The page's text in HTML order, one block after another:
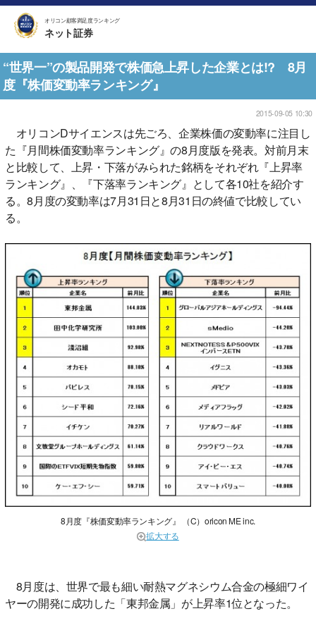
オリコン顧客満足度ランキング
ネット証券
“世界一”の製品開発で株価急上昇した企業とは!? 8月
度『株価変動率ランキング』
2015-09-05 10:30
オリコンDサイエンスは先ごろ、企業株価の変動率に注目し
た『月間株価変動率ランキング』の8月度版を発表。対前月末
と比較して、上昇・下落がみられた銘柄をそれぞれ『上昇率
ランキング』、『下落率ランキング』として各10社を紹介す
る。8月度の変動率は7月31日と8月31日の終値で比較してい
る。
8月度『株価変動率ランキング』 （C）oricon ME inc.
拡大する
8月度は、世界で最も細い耐熱マグネシウム合金の極細ワイ
ヤーの開発に成功した「東邦金属」が上昇率1位となった。